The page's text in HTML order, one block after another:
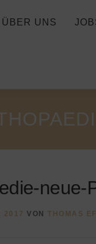
ÜBER UNS
neue-
2017 VON THOMAS